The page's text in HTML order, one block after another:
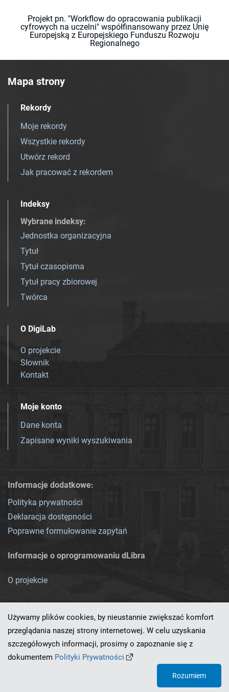
Projekt pn. "Workflow do opracowania publikacji
cyfrowych na uczelni" współfinansowany przez Unię
Europejską z Europejskiego Funduszu Rozwoju
Regionalnego
Mapa strony
Rekordy
Moje rekordy
Wszystkie rekordy
Utwórz rekord
Jak pracować z rekordem
Indeksy
Wybrane indeksy:
Jednostka organizacyjna
Tytuł
Tytuł czasopisma
Tytuł pracy zbiorowej
Twórca
O DigiLab
O projekcie
Słownik
Kontakt
Moje konto
Dane konta
Zapisane wyniki wyszukiwania
Informacje dodatkowe:
Polityka prywatności
Deklaracja dostępności
Poprawne formułowanie zapytań
Informacje o oprogramowaniu dLibra
O projekcie
Ten serwis działa dzięki oprogramowaniu
Używamy plików cookies, by nieustannie zwiększać komfort
przeglądania naszej strony internetowej. W celu uzyskania
szczegółowych informacji, prosimy o zapoznanie się z
dokumentem Polityki Prywatności
Rozumiem